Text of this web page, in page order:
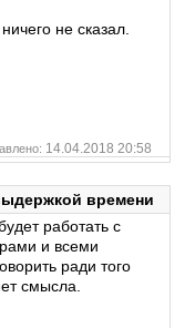
не сказал.
14.04.2018 20:58
времени
работать с
и всеми
ради того
смысла.